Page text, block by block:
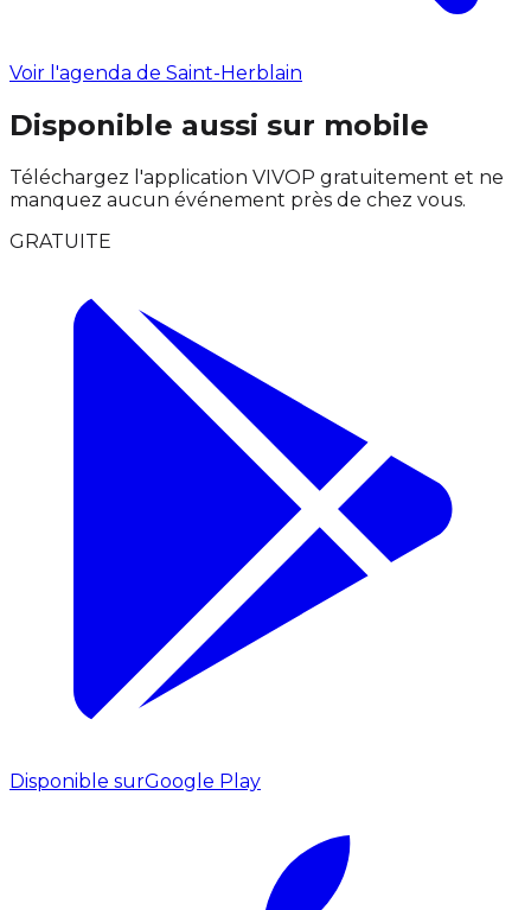
Voir l'agenda de Saint-Herblain
Disponible aussi sur mobile
Téléchargez l'application VIVOP gratuitement et ne
manquez aucun événement près de chez vous.
GRATUITE
Disponible surGoogle Play